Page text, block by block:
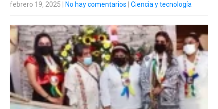
febrero 19, 2025 No hay comentarios Ciencia y tecnología